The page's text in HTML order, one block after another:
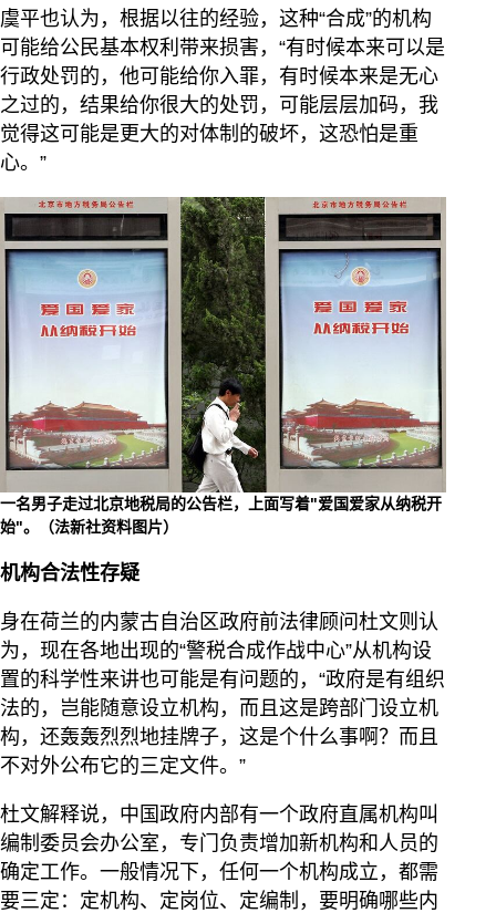
虞平也认为，根据以往的经验，这种“合成”的机构
可能给公民基本权利带来损害，“有时候本来可以是
行政处罚的，他可能给你入罪，有时候本来是无心
之过的，结果给你很大的处罚，可能层层加码，我
觉得这可能是更大的对体制的破坏，这恐怕是重
心。”
一名男子走过北京地税局的公告栏，上面写着"爱国爱家从纳税开
始"。（法新社资料图片）
机构合法性存疑
身在荷兰的内蒙古自治区政府前法律顾问杜文则认
为，现在各地出现的“警税合成作战中心”从机构设
置的科学性来讲也可能是有问题的，“政府是有组织
法的，岂能随意设立机构，而且这是跨部门设立机
构，还轰轰烈烈地挂牌子，这是个什么事啊？而且
不对外公布它的三定文件。”
杜文解释说，中国政府内部有一个政府直属机构叫
编制委员会办公室，专门负责增加新机构和人员的
确定工作。一般情况下，任何一个机构成立，都需
要三定：定机构、定岗位、定编制，要明确哪些内